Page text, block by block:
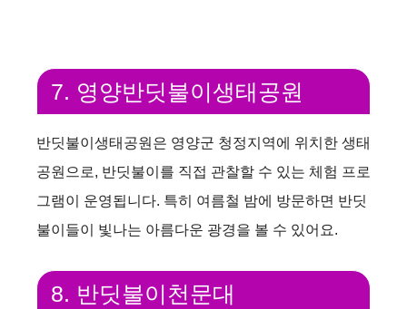
7. 영양반딧불이생태공원
반딧불이생태공원은 영양군 청정지역에 위치한 생태
공원으로, 반딧불이를 직접 관찰할 수 있는 체험 프로
그램이 운영됩니다. 특히 여름철 밤에 방문하면 반딧
불이들이 빛나는 아름다운 광경을 볼 수 있어요.
8. 반딧불이천문대